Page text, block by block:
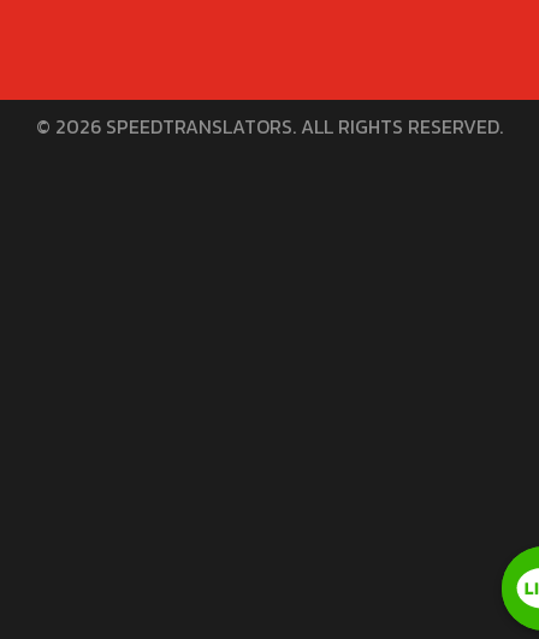
© 2026 SPEEDTRANSLATORS. ALL RIGHTS RESERVED.